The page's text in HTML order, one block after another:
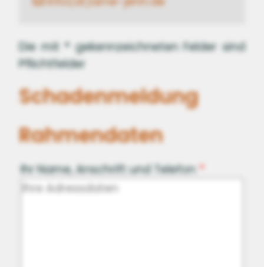
Die mit* gekennzeichneten Felder sind
Pflichtfelder
Schadenmeldung
Rahmendaten
Ihr Name, Anschrift und Telefon